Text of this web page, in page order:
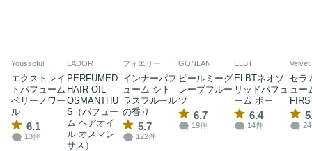
Youssoful
エクストレイ
トパフューム
ベリーノワー
ル
6.1
13件
LADOR
PERFUMED
HAIR OIL
OSMANTHU
S（パフュー
ム ヘアオイ
ル オスマン
サス）
フォエリー
インナーパフ
ューム シト
ラスフルール
の香り
5.7
122件
GONLAN
ピールミーグ
レープフルー
ツ
6.7
19件
ELBT
ELBTネオソ
リッドパフュ
ーム ボー
6.4
14件
Velvet
セラ
ュー